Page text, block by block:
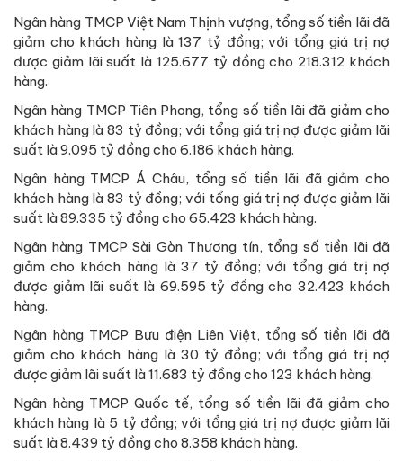
Ngân hàng TMCP Việt Nam Thịnh vượng, tổng số tiền lãi đã
giảm cho khách hàng là 137 tỷ đồng; với tổng giá trị nợ
được giảm lãi suất là 125.677 tỷ đồng cho 218.312 khách
hàng.
Ngân hàng TMCP Tiên Phong, tổng số tiền lãi đã giảm cho
khách hàng là 83 tỷ đồng; với tổng giá trị nợ được giảm lãi
suất là 9.095 tỷ đồng cho 6.186 khách hàng.
Ngân hàng TMCP Á Châu, tổng số tiền lãi đã giảm cho
khách hàng là 83 tỷ đồng; với tổng giá trị nợ được giảm lãi
suất là 89.335 tỷ đồng cho 65.423 khách hàng.
Ngân hàng TMCP Sài Gòn Thương tín, tổng số tiền lãi đã
giảm cho khách hàng là 37 tỷ đồng; với tổng giá trị nợ
được giảm lãi suất là 69.595 tỷ đồng cho 32.423 khách
hàng.
Ngân hàng TMCP Bưu điện Liên Việt, tổng số tiền lãi đã
giảm cho khách hàng là 30 tỷ đồng; với tổng giá trị nợ
được giảm lãi suất là 11.683 tỷ đồng cho 123 khách hàng.
Ngân hàng TMCP Quốc tế, tổng số tiền lãi đã giảm cho
khách hàng là 5 tỷ đồng; với tổng giá trị nợ được giảm lãi
suất là 8.439 tỷ đồng cho 8.358 khách hàng.